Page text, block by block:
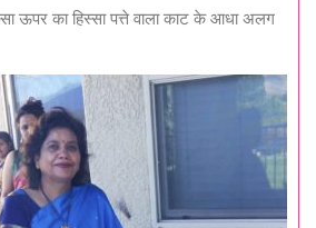
ऊपर का हिस्सा पत्ते वाला काट के आधा अलग